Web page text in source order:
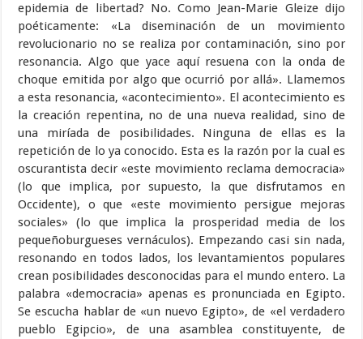
epidemia de libertad? No. Como Jean-Marie Gleize dijo
poéticamente: «La diseminación de un movimiento
revolucionario no se realiza por contaminación, sino por
resonancia. Algo que yace aquí resuena con la onda de
choque emitida por algo que ocurrió por allá». Llamemos
a esta resonancia, «acontecimiento». El acontecimiento es
la creación repentina, no de una nueva realidad, sino de
una miríada de posibilidades. Ninguna de ellas es la
repetición de lo ya conocido. Esta es la razón por la cual es
oscurantista decir «este movimiento reclama democracia»
(lo que implica, por supuesto, la que disfrutamos en
Occidente), o que «este movimiento persigue mejoras
sociales» (lo que implica la prosperidad media de los
pequeñoburgueses vernáculos). Empezando casi sin nada,
resonando en todos lados, los levantamientos populares
crean posibilidades desconocidas para el mundo entero. La
palabra «democracia» apenas es pronunciada en Egipto.
Se escucha hablar de «un nuevo Egipto», de «el verdadero
pueblo Egipcio», de una asamblea constituyente, de